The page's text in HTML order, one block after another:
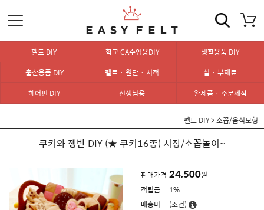
펠트 DIY 학교 CA수업용DIY
생활용품 DIY
출산용품 DIY
펠트 · 원단 · 서적
실 · 부재료
헤어핀 DIY
선생님용 완제품 · 주문제작
펠트 DIY>소꼽/음식모형
쿠키와 쟁반 DIY (★ 쿠키16종) 시장/소꼽놀이~
판매가격 24,500원
적립금
1%
배송비
(조건)